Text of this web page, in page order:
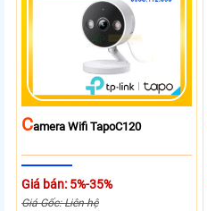
CAmera Wifi TapoC120
Giá bán: 5%-35%
Giá Gốc: Liên hệ